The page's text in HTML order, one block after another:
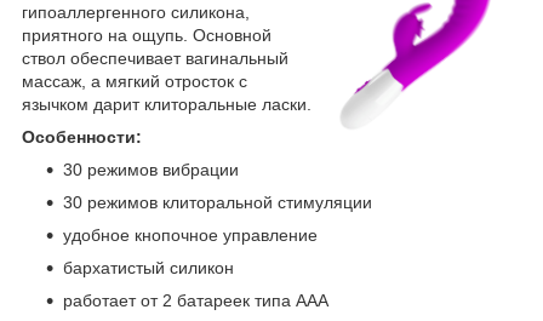
гипоаллергенного силикона,
приятного на ощупь. Основной
ствол обеспечивает вагинальный
массаж, а мягкий отросток с
язычком дарит клиторальные ласки.
Особенности:
30 режимов вибрации
30 режимов клиторальной стимуляции
удобное кнопочное управление
бархатистый силикон
работает от 2 батареек типа ААА